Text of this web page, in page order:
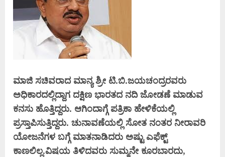
ಮಾಜಿ ಸಚಿವರಾದ ಮಾನ್ಯ ಶ್ರೀ ಟಿ.ಬಿ.ಜಯಚಂದ್ರರವರು
ಅಧಿಕಾರದಲ್ಲಿದ್ದಾಗ ದಕ್ಷಿಣ ಭಾರತದ ನದಿ ಜೋಡಣೆ ಮಾಡುವ
ಕನಸು ಹೊತ್ತಿದ್ದರು. ಆಗಿಂದಾಗ್ಗೆ ಪತ್ರಿಕಾ ಹೇಳಿಕೆಯಲ್ಲಿ
ಪ್ರಸ್ತಾಪಿಸುತ್ತಿದ್ದರು. ಚುನಾವಣೆಯಲ್ಲಿ ಸೋತ ನಂತರ ನೀರಾವರಿ
ಯೋಜನೆಗಳ ಬಗ್ಗೆ ಮಾತನಾಡಿದರು ಅಷ್ಟು ಎಫೆಕ್ಟ್
ಕಾಣಲಿಲ್ಲ.ವಿಷಯ ತಿಳಿದವರು ಸುಮ್ಮನೇ ಕೂರಬಾರದು,